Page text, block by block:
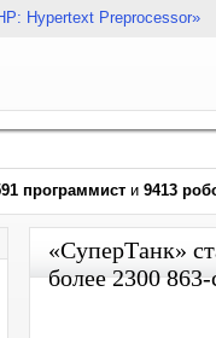
Hypertext Preprocessor»
программист и 9413
«СуперТанк»
более 2300